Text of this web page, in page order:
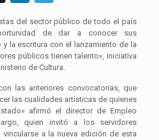
del sector público de todo el país
de dar a conocer sus
la escritura con el lanzamiento de la
públicos tienen talento», iniciativa
de Cultura.
las anteriores convocatorias, que
las cualidades artísticas de quienes
afirmó el director de Empleo
quien invitó a los servidores
a la nueva edición de esta